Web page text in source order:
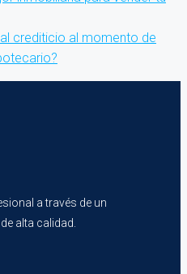
crediticio al momento de
a través de un
alta calidad.